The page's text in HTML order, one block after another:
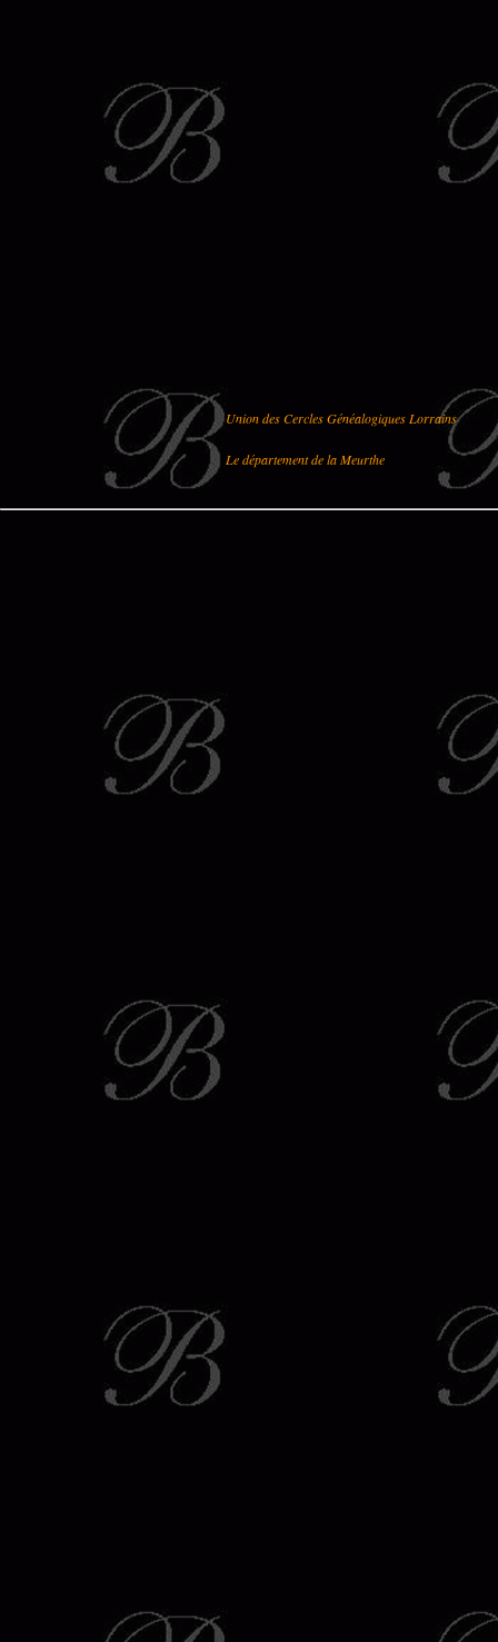
Union des Cercles Généalogiques Lorrains
Le département de la Meurthe